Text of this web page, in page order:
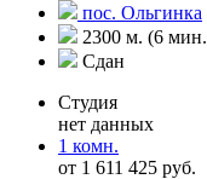
пос. Ольгинка
2300 м. (6
Сдан
Студия
нет данных
1 комн.
от 1 611 425 руб.